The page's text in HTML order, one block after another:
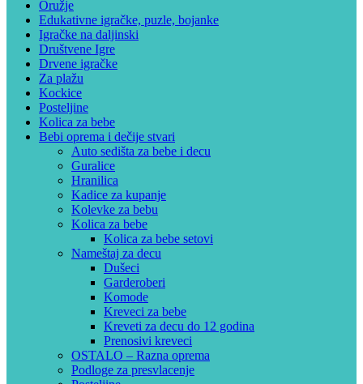
Oružje
Edukativne igračke, puzle, bojanke
Igračke na daljinski
Društvene Igre
Drvene igračke
Za plažu
Kockice
Posteljine
Kolica za bebe
Bebi oprema i dečije stvari
Auto sedišta za bebe i decu
Guralice
Hranilica
Kadice za kupanje
Kolevke za bebu
Kolica za bebe
Kolica za bebe setovi
Nameštaj za decu
Dušeci
Garderoberi
Komode
Kreveci za bebe
Kreveti za decu do 12 godina
Prenosivi kreveci
OSTALO – Razna oprema
Podloge za presvlacenje